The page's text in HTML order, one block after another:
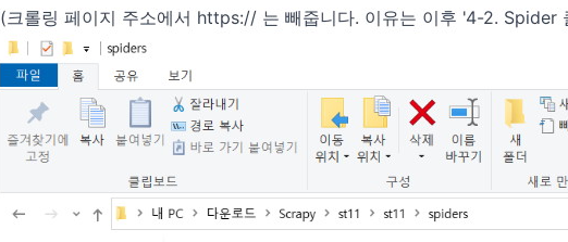
(크롤링 페이지 주소에서 https:// 는 빼줍니다. 이유는 이후 '4-2. Spider